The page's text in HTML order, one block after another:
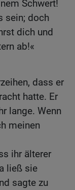
Schwert!
sein; doch
dich und
ab!«
dass er
hatte. Er
lange. Wenn
meinen
ihr älterer
ließ sie
sagte zu